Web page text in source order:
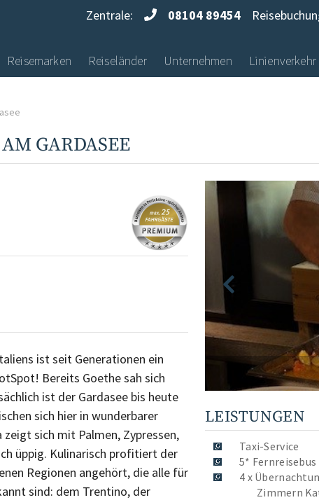
Zentrale: 08104 89454
Reisemarken Reiseländer Unternehmen Linienverkehr
GARDASEE
ist seit Generationen ein
Bereits Goethe sah sich
ist der Gardasee bis heute
sich hier in wunderbarer
sich mit Palmen, Zypressen,
üppig. Kulinarisch profitiert der
Regionen angehört, die alle für
sind: dem Trentino, der
LEISTUNGEN
Taxi-Service
5* Fernreisebus
4 x
Zimmern